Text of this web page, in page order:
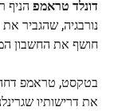
דונלד טראמפ הניף
נורבגיה, שהגביר
חושף את החשבון
בטקסט, טראמפ דחה
את דרישותיו